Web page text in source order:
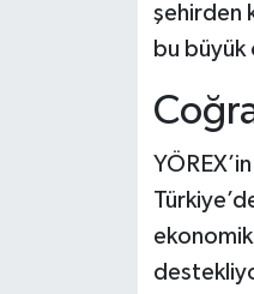
şehirden
bu
ekonomik